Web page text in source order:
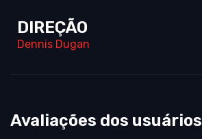
DIREÇÃO
Dennis Dugan
Avaliações dos usuários